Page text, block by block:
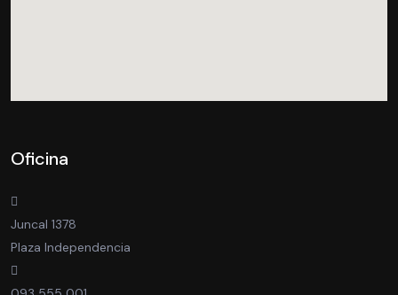
Oficina
Juncal 1378
Plaza Independencia